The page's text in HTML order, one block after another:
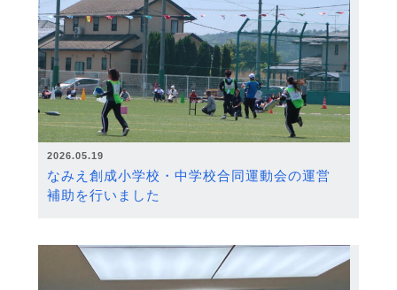
2026.05.19
なみえ創成小学校・中学校合同運動会の運営
補助を行いました